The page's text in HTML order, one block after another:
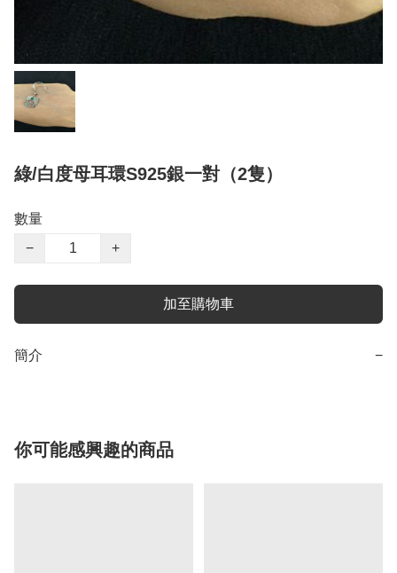
綠/白度母耳環S925銀一對（2隻）
數量
−
+
加至購物車
簡介 −
你可能感興趣的商品